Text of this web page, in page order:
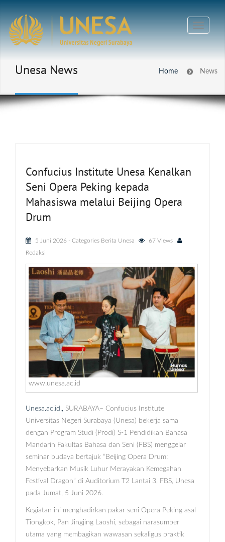
Unesa News Home News
Confucius Institute Unesa Kenalkan
Seni Opera Peking kepada
Mahasiswa melalui Beijing Opera
Drum
5 Juni 2026 - Categories Berita Unesa
67 Views
Redaksi
www.unesa.ac.id
Unesa.ac.id., SURABAYA– Confucius Institute
Universitas Negeri Surabaya (Unesa) bekerja sama
dengan Program Studi (Prodi) S-1 Pendidikan Bahasa
Mandarin Fakultas Bahasa dan Seni (FBS) menggelar
seminar budaya bertajuk “Beijing Opera Drum:
Menyebarkan Musik Luhur Merayakan Kemegahan
Festival Dragon” di Auditorium T2 Lantai 3, FBS, Unesa
pada Jumat, 5 Juni 2026.
Kegiatan ini menghadirkan pakar seni Opera Peking asal
Tiongkok, Pan Jingjing Laoshi, sebagai narasumber
utama yang membagikan wawasan sekaligus praktik